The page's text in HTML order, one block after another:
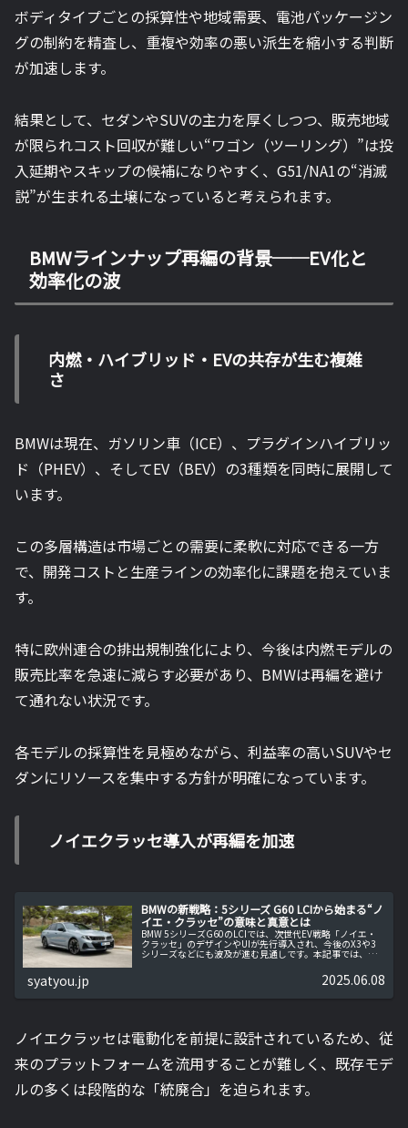
ボディタイプごとの採算性や地域需要、電池パッケージン
グの制約を精査し、重複や効率の悪い派生を縮小する判断
が加速します。
結果として、セダンやSUVの主力を厚くしつつ、販売地域
が限られコスト回収が難しい“ワゴン（ツーリング）”は投
入延期やスキップの候補になりやすく、G51/NA1の“消滅
説”が生まれる土壌になっていると考えられます。
BMWラインナップ再編の背景──EV化と
効率化の波
内燃・ハイブリッド・EVの共存が生む複雑
さ
BMWは現在、ガソリン車（ICE）、プラグインハイブリッ
ド（PHEV）、そしてEV（BEV）の3種類を同時に展開して
います。
この多層構造は市場ごとの需要に柔軟に対応できる一方
で、開発コストと生産ラインの効率化に課題を抱えていま
す。
特に欧州連合の排出規制強化により、今後は内燃モデルの
販売比率を急速に減らす必要があり、BMWは再編を避け
て通れない状況です。
各モデルの採算性を見極めながら、利益率の高いSUVやセ
ダンにリソースを集中する方針が明確になっています。
ノイエクラッセ導入が再編を加速
BMWの新戦略：5シリーズ G60 LCIから始まる“ノ
イエ・クラッセ”の意味と真意とは
BMW 5シリーズG60のLCIでは、次世代EV戦略「ノイエ・
クラッセ」のデザインやUIが先行導入され、今後のX3や3
シリーズなどにも波及が進む見通しです。本記事では、
syatyou.jp 2025.06.08
ノイエクラッセは電動化を前提に設計されているため、従
来のプラットフォームを流用することが難しく、既存モデ
ルの多くは段階的な「統廃合」を迫られます。